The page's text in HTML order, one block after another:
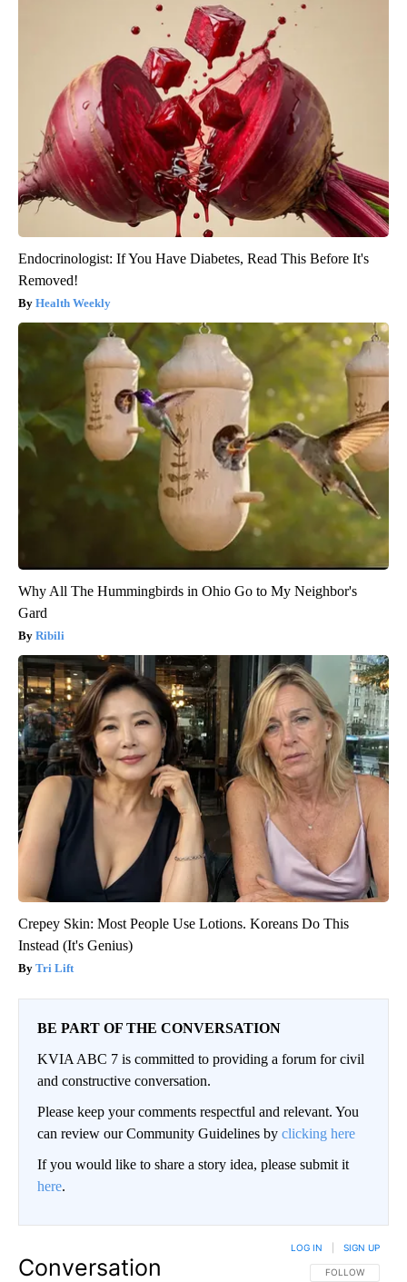
Endocrinologist: If You Have Diabetes, Read This Before It's
Removed!
Health Weekly
Why All The Hummingbirds in Ohio Go to My Neighbor's
Gard
Ribili
Crepey Skin: Most People Use Lotions. Koreans Do This
Instead (It's Genius)
Tri Lift
BE PART OF THE CONVERSATION
KVIA ABC 7 is committed to providing a forum for civil
and constructive conversation.
Please keep your comments respectful and relevant. You
can review our Community Guidelines by clicking here
If you would like to share a story idea, please submit it
here.
Conversation FOLLOW THIS
FOLLOW
LOG IN SIGN UP